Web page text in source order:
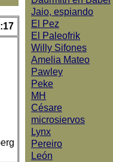
Jaio, espiando
El Pez
El Paleofrik
Willy Sifones
Amelia Mateo
Pawley
Peke
MH
Césare
microsiervos
Lynx
Pereiro
León